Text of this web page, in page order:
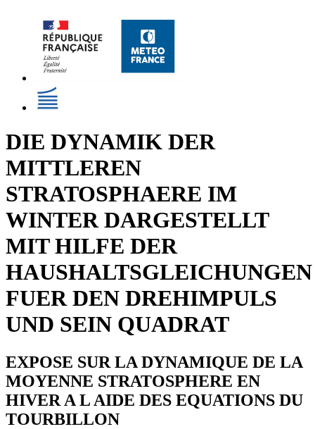
DIE DYNAMIK DER
MITTLEREN
STRATOSPHAERE IM
WINTER DARGESTELLT
MIT HILFE DER
HAUSHALTSGLEICHUNGEN
FUER DEN DREHIMPULS
UND SEIN QUADRAT
EXPOSE SUR LA DYNAMIQUE DE LA
MOYENNE STRATOSPHERE EN
HIVER A L AIDE DES EQUATIONS DU
TOURBILLON